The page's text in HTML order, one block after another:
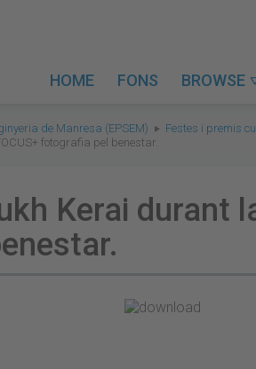
HOME FONS BROWSE
de Manresa (EPSEM) Festes i premis
fotografia pel benestar.
Kerai durant